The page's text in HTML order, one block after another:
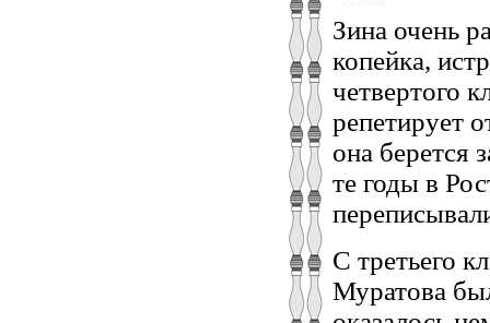
Зина очень
копейка,
четвертого
репетирует
она берется
те годы в
С третьего
Муратова